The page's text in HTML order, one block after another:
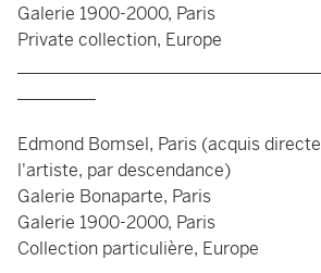
Galerie 1900-2000, Paris
Private collection, Europe
Edmond Bomsel, Paris (acquis
l'artiste, par descendance)
Galerie Bonaparte, Paris
Galerie 1900-2000, Paris
Collection particulière, Europe